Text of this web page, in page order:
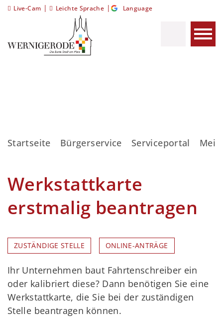
Live-Cam | Leichte Sprache | Language
Startseite Bürgerservice Serviceportal
Werkstattkarte
erstmalig beantragen
ZUSTÄNDIGE STELLE ONLINE-ANTRÄGE
Ihr Unternehmen baut Fahrtenschreiber ein
oder kalibriert diese? Dann benötigen Sie eine
Werkstattkarte, die Sie bei der zuständigen
Stelle beantragen können.